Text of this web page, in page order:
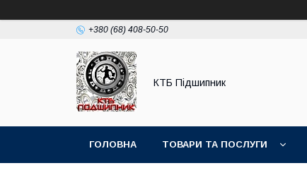
+380 (68) 408-50-50
КТБ Підшипник
ГОЛОВНА ТОВАРИ ТА ПОСЛУГИ